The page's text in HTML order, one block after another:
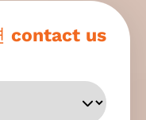
contact us